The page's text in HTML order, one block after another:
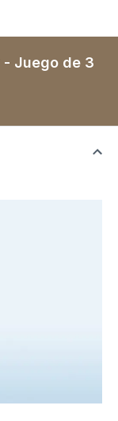
- Juego de 3